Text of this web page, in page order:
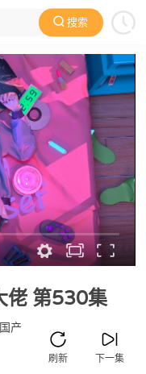
搜索
欧美动漫 动漫电影
佬 第530集
下一集
刷新
国产